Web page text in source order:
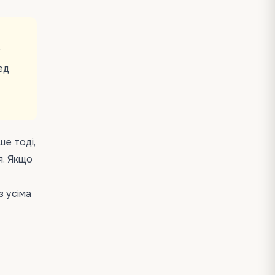
тоді,
Якщо
усіма